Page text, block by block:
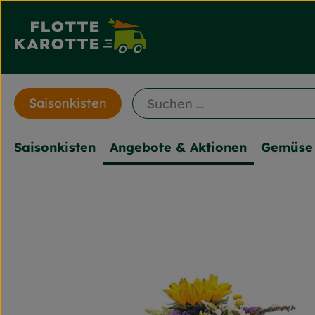
Saisonkisten
Saisonkisten Angebote & Aktionen